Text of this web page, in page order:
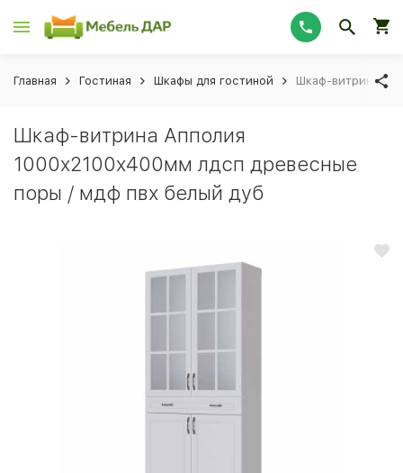
Главная Гостиная Шкафы для гостиной Шкаф-витрина
Шкаф-витрина Апполия
1000x2100x400мм лдсп древесные
поры / мдф пвх белый дуб